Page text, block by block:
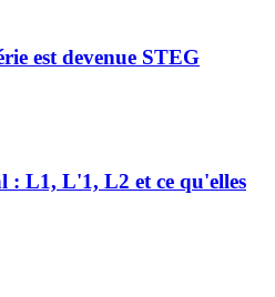
est devenue STEG
: L1, L'1, L2 et ce qu'elles